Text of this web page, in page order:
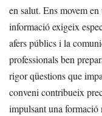
en salut. Ens movem
informació exigeix
afers públics i la
professionals ben
rigor qüestions que
conveni contribueix
impulsant una formació